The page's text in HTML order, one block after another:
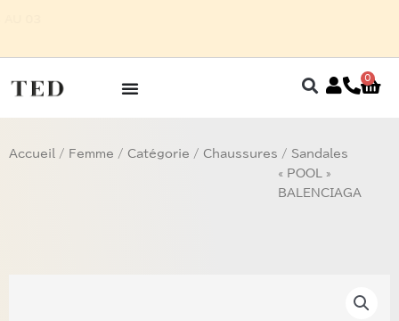
0
Accueil / Femme / Catégorie / Chaussures / Sandales
« POOL »
BALENCIAGA